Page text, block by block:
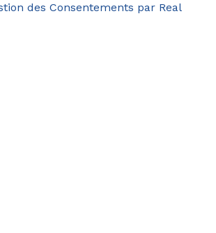
des Consentements par Real